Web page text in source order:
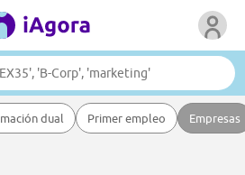
dual Primer empleo Empresas